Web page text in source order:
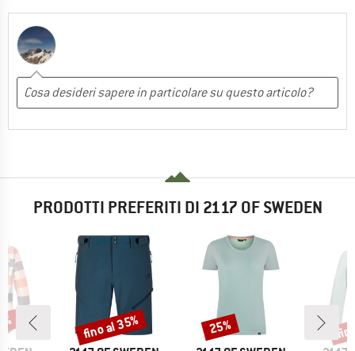
PRODOTTI PREFERITI DI 2117 OF SWEDEN
Sconto
fino al 35% Sconto
25%